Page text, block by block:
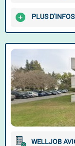
PLUS
WELLJOB